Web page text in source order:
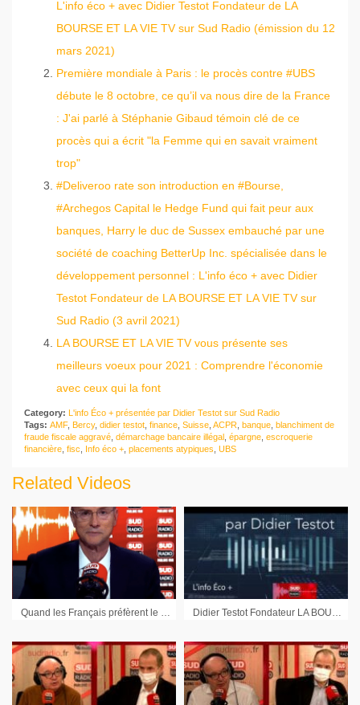
L'info éco + avec Didier Testot Fondateur de LA
BOURSE ET LA VIE TV sur Sud Radio (émission du 12
mars 2021)
Première mondiale à Paris : le procès contre #UBS
débute le 8 octobre, ce qu’il va nous dire de la France
: J'ai parlé à Stéphanie Gibaud témoin clé de ce
procès qui a écrit "la Femme qui en savait vraiment
trop"
#Deliveroo rate son introduction en #Bourse,
#Archegos Capital le Hedge Fund qui fait peur aux
banques, Harry le duc de Sussex embauché par une
société de coaching BetterUp Inc. spécialisée dans le
développement personnel : L'info éco + avec Didier
Testot Fondateur de LA BOURSE ET LA VIE TV sur
Sud Radio (3 avril 2021)
LA BOURSE ET LA VIE TV vous présente ses
meilleurs voeux pour 2021 : Comprendre l'économie
avec ceux qui la font
Category: L'info Éco + présentée par Didier Testot sur Sud Radio
Tags: AMF, Bercy, didier testot finance Suisse ACPR banque blanchiment de
fraude fiscale aggravé démarchage bancaire illégal épargne escroquerie
financière fisc Info éco + placements atypiques UBS
Related Videos
Quand les Français préfèrent le Loto à la Bourse Didier Testot Fondateur LA BOURSE ET LA VIE TV dans l’Info éco + sur Sud Radio (émission du 12 septembre 2020)